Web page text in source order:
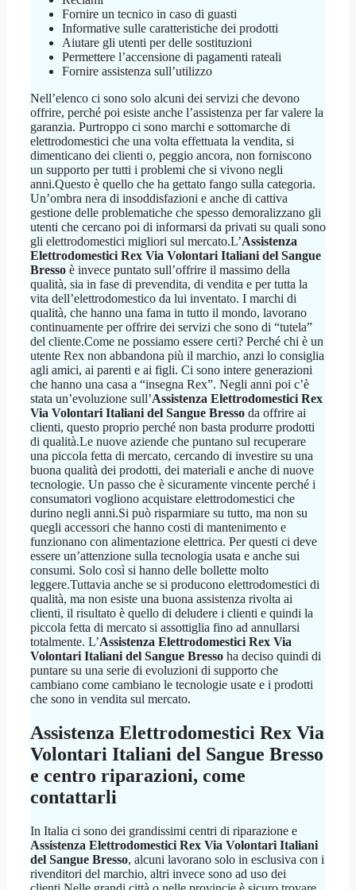
Fornire un tecnico in caso di guasti
Informative sulle caratteristiche dei prodotti
Aiutare gli utenti per delle sostituzioni
Permettere l’accensione di pagamenti rateali
Fornire assistenza sull’utilizzo
Nell’elenco ci sono solo alcuni dei servizi che devono
offrire, perché poi esiste anche l’assistenza per far valere la
garanzia. Purtroppo ci sono marchi e sottomarche di
elettrodomestici che una volta effettuata la vendita, si
dimenticano dei clienti o, peggio ancora, non forniscono
un supporto per tutti i problemi che si vivono negli
anni.Questo è quello che ha gettato fango sulla categoria.
Un’ombra nera di insoddisfazioni e anche di cattiva
gestione delle problematiche che spesso demoralizzano gli
utenti che cercano poi di informarsi da privati su quali sono
gli elettrodomestici migliori sul mercato.L’Assistenza
Elettrodomestici Rex Via Volontari Italiani del Sangue
Bresso è invece puntato sull’offrire il massimo della
qualità, sia in fase di prevendita, di vendita e per tutta la
vita dell’elettrodomestico da lui inventato. I marchi di
qualità, che hanno una fama in tutto il mondo, lavorano
continuamente per offrire dei servizi che sono di “tutela”
del cliente.Come ne possiamo essere certi? Perché chi è un
utente Rex non abbandona più il marchio, anzi lo consiglia
agli amici, ai parenti e ai figli. Ci sono intere generazioni
che hanno una casa a “insegna Rex”. Negli anni poi c’è
stata un’evoluzione sull’Assistenza Elettrodomestici Rex
Via Volontari Italiani del Sangue Bresso da offrire ai
clienti, questo proprio perché non basta produrre prodotti
di qualità.Le nuove aziende che puntano sul recuperare
una piccola fetta di mercato, cercando di investire su una
buona qualità dei prodotti, dei materiali e anche di nuove
tecnologie. Un passo che è sicuramente vincente perché i
consumatori vogliono acquistare elettrodomestici che
durino negli anni.Si può risparmiare su tutto, ma non su
quegli accessori che hanno costi di mantenimento e
funzionano con alimentazione elettrica. Per questi ci deve
essere un’attenzione sulla tecnologia usata e anche sui
consumi. Solo così si hanno delle bollette molto
leggere.Tuttavia anche se si producono elettrodomestici di
qualità, ma non esiste una buona assistenza rivolta ai
clienti, il risultato è quello di deludere i clienti e quindi la
piccola fetta di mercato si assottiglia fino ad annullarsi
totalmente. L’Assistenza Elettrodomestici Rex Via
Volontari Italiani del Sangue Bresso ha deciso quindi di
puntare su una serie di evoluzioni di supporto che
cambiano come cambiano le tecnologie usate e i prodotti
che sono in vendita sul mercato.
Assistenza Elettrodomestici Rex Via
Volontari Italiani del Sangue Bresso
e centro riparazioni, come
contattarli
In Italia ci sono dei grandissimi centri di riparazione e
Assistenza Elettrodomestici Rex Via Volontari Italiani
del Sangue Bresso, alcuni lavorano solo in esclusiva con i
rivenditori del marchio, altri invece sono ad uso dei